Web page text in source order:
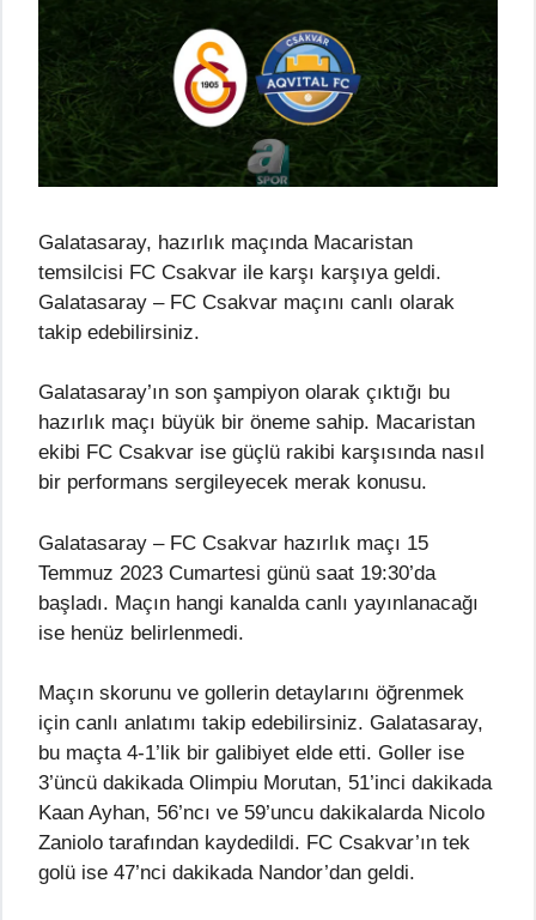
Galatasaray, hazırlık maçında Macaristan
temsilcisi FC Csakvar ile karşı karşıya geldi.
Galatasaray – FC Csakvar maçını canlı olarak
takip edebilirsiniz.
Galatasaray’ın son şampiyon olarak çıktığı bu
hazırlık maçı büyük bir öneme sahip. Macaristan
ekibi FC Csakvar ise güçlü rakibi karşısında nasıl
bir performans sergileyecek merak konusu.
Galatasaray – FC Csakvar hazırlık maçı 15
Temmuz 2023 Cumartesi günü saat 19:30’da
başladı. Maçın hangi kanalda canlı yayınlanacağı
ise henüz belirlenmedi.
Maçın skorunu ve gollerin detaylarını öğrenmek
için canlı anlatımı takip edebilirsiniz. Galatasaray,
bu maçta 4-1’lik bir galibiyet elde etti. Goller ise
3’üncü dakikada Olimpiu Morutan, 51’inci dakikada
Kaan Ayhan, 56’ncı ve 59’uncu dakikalarda Nicolo
Zaniolo tarafından kaydedildi. FC Csakvar’ın tek
golü ise 47’nci dakikada Nandor’dan geldi.